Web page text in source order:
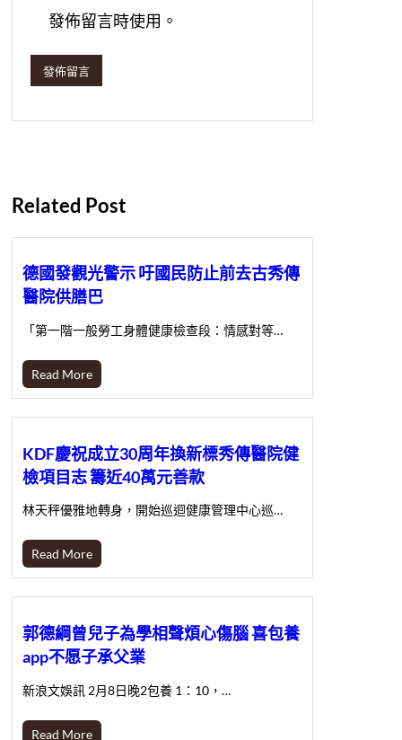
發佈留言時使用。
Related Post
德國發觀光警示 吁國民防止前去古秀傳
醫院供膳巴
「第一階一般勞工身體健康檢查段：情感對等…
Read More
KDF慶祝成立30周年換新標秀傳醫院健
檢項目志 籌近40萬元善款
林天秤優雅地轉身，開始巡迴健康管理中心巡…
Read More
郭德綱曾兒子為學相聲煩心傷腦 喜包養
app不愿子承父業
新浪文娛訊 2月8日晚2包養 1：10，…
Read More